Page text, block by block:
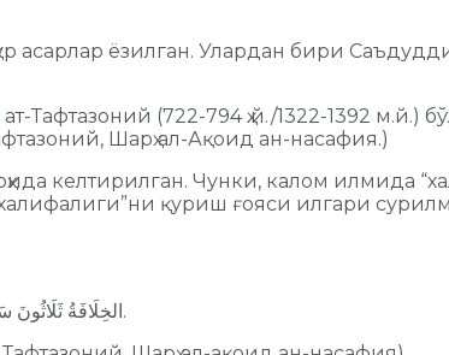
ёзилган. Улардан бири
(722-794 ҳ.й./1322-1392 м.й.)
Шарҳ ал-Ақоид ан-насафия.)
келтирилган. Чунки, калом илмида
қуриш ғояси илгари
الخِلَافَةُ ثَلَاثُونَ سَنَةً ثُمَّ بَعْدَهَا مُلُكٌ وَ إِمَارَةٌ.